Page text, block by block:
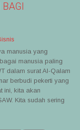
manusia yang
manusia paling
dalam surat Al-Qalam
berbudi pekerti yang
ini, kita akan
Kita sudah sering